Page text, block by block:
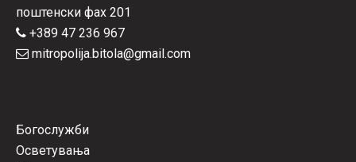
поштенски фах 201
+389 47 236 967
mitropolija.bitola@gmail.com
Богослужби
Осветувања